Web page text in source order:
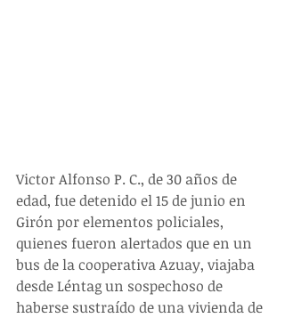
Victor Alfonso P. C., de 30 años de
edad, fue detenido el 15 de junio en
Girón por elementos policiales,
quienes fueron alertados que en un
bus de la cooperativa Azuay, viajaba
desde Léntag un sospechoso de
haberse sustraído de una vivienda de